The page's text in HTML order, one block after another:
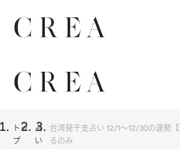
トッ
プ
占
い
台湾発干支占い 12/1～12/30の運勢
るのみ